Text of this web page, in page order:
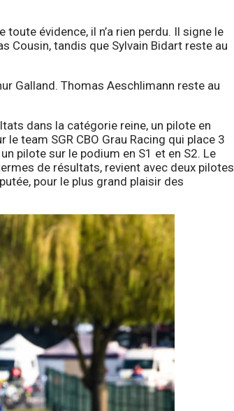
évidence, il n’a rien perdu. Il signe le
Cousin, tandis que Sylvain Bidart reste au
Galland. Thomas Aeschlimann reste au
dans la catégorie reine, un pilote en
team SGR CBO Grau Racing qui place 3
pilote sur le podium en S1 et en S2. Le
de résultats, revient avec deux pilotes
pour le plus grand plaisir des